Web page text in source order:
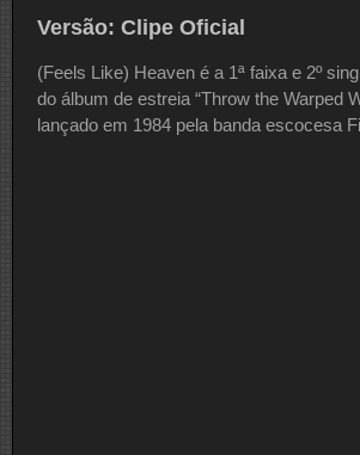
Versão: Clipe Oficial
(Feels Like) Heaven é a 1ª faixa e 2º
do álbum de estreia “Throw the Warped
lançado em 1984 pela banda escocesa